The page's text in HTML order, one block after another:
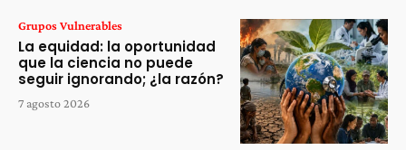
Grupos Vulnerables
La equidad: la oportunidad
que la ciencia no puede
seguir ignorando; ¿la razón?
7 agosto 2026